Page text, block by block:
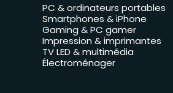
PC & ordinateurs portables
Smartphones & iPhone
Gaming & PC gamer
Impression & imprimantes
TV LED & multimédia
Électroménager